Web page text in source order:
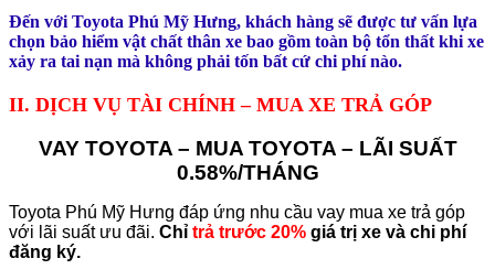
Đến với Toyota Phú Mỹ Hưng, khách hàng sẽ được tư vấn lựa
chọn bảo hiểm vật chất thân xe bao gồm toàn bộ tổn thất khi xe
xảy ra tai nạn mà không phải tốn bất cứ chi phí nào.
II. DỊCH VỤ TÀI CHÍNH – MUA XE TRẢ GÓP
VAY TOYOTA – MUA TOYOTA – LÃI SUẤT
0.58%/THÁNG
Toyota Phú Mỹ Hưng đáp ứng nhu cầu vay mua xe trả góp
với lãi suất ưu đãi. Chỉ trả trước 20% giá trị xe và chi phí
đăng ký.